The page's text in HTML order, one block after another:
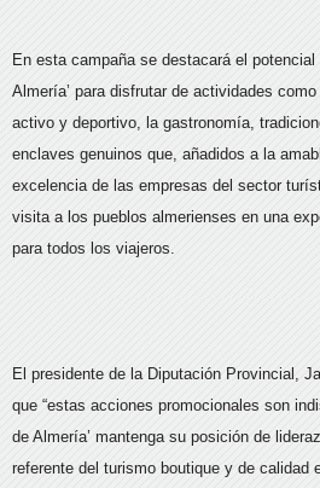
En esta campaña se destacará el potencial
Almería’ para disfrutar de actividades
activo y deportivo, la gastronomía,
enclaves genuinos que, añadidos a la
excelencia de las empresas del sector
visita a los pueblos almerienses en una
para todos los viajeros.
El presidente de la Diputación Provincial,
que “estas acciones promocionales son
de Almería’ mantenga su posición de
referente del turismo boutique y de calidad